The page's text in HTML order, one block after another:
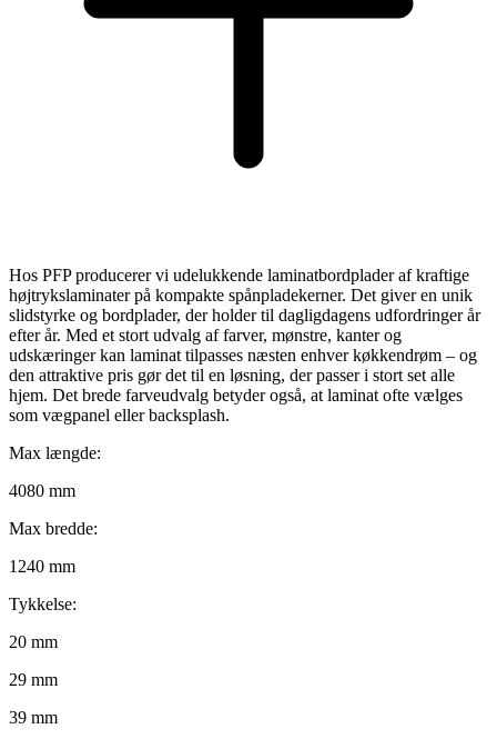
Hos PFP producerer vi udelukkende laminatbordplader af kraftige
højtrykslaminater på kompakte spånpladekerner. Det giver en unik
slidstyrke og bordplader, der holder til dagligdagens udfordringer år
efter år. Med et stort udvalg af farver, mønstre, kanter og
udskæringer kan laminat tilpasses næsten enhver køkkendrøm – og
den attraktive pris gør det til en løsning, der passer i stort set alle
hjem. Det brede farveudvalg betyder også, at laminat ofte vælges
som vægpanel eller backsplash.
Max længde:
4080 mm
Max bredde:
1240 mm
Tykkelse:
20 mm
29 mm
39 mm